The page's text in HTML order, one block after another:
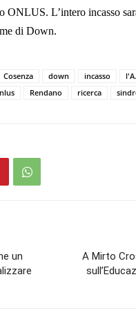
ONLUS. L’intero incasso
di Down.
Cosenza down incasso
Rendano ricerca
un
A Mirto